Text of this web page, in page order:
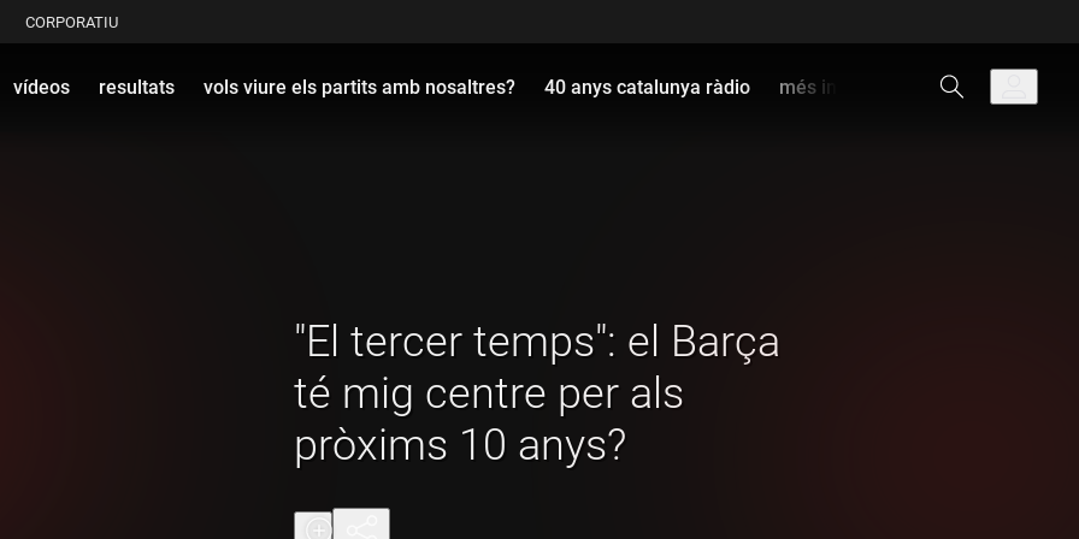
CORPORATIU
vídeos resultats vols viure els partits amb nosaltres? 40 anys catalunya ràdio més info
"El tercer temps": el Barça
té mig centre per als
pròxims 10 anys?